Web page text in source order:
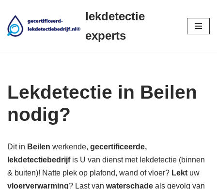
Ga
lekdetectie
experts
Lekdetectie in Beilen
nodig?
Dit in Beilen werkende, gecertificeerde,
lekdetectiebedrijf is U van dienst met lekdetectie (binnen
& buiten)! Natte plek op plafond, wand of vloer? Lekt uw
vloerverwarming? Last van waterschade als gevolg van